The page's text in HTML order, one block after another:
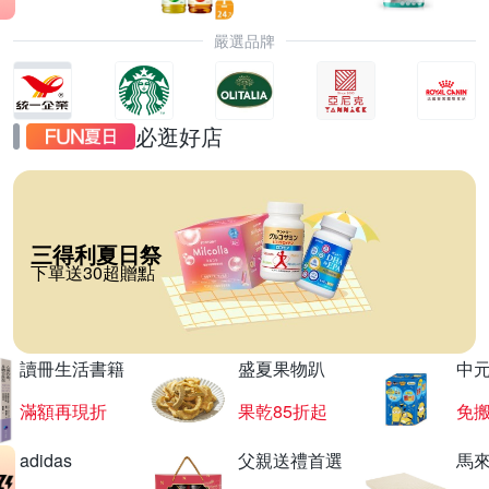
嚴選品牌
必逛好店
三得利夏日祭
下單送30超贈點
讀冊生活書籍
滿額再現折
盛夏果物趴
果乾85折起
中
免
adidas
父親送禮首選
馬